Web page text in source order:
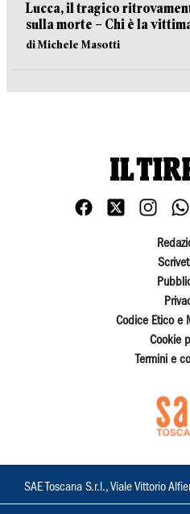
Lucca, il tragico
sulla morte – Chi è la
di Michele Masotti
Codice Etico e
Cookie
Termini e
SAE Toscana S.r.l., Viale Vittorio